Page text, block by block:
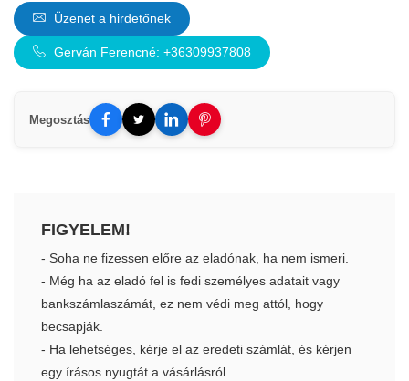
Üzenet a hirdetőnek
Gerván Ferencné: +36309937808
Megosztás
FIGYELEM!
- Soha ne fizessen előre az eladónak, ha nem ismeri.
- Még ha az eladó fel is fedi személyes adatait vagy
bankszámlaszámát, ez nem védi meg attól, hogy
becsapják.
- Ha lehetséges, kérje el az eredeti számlát, és kérjen
egy írásos nyugtát a vásárlásról.